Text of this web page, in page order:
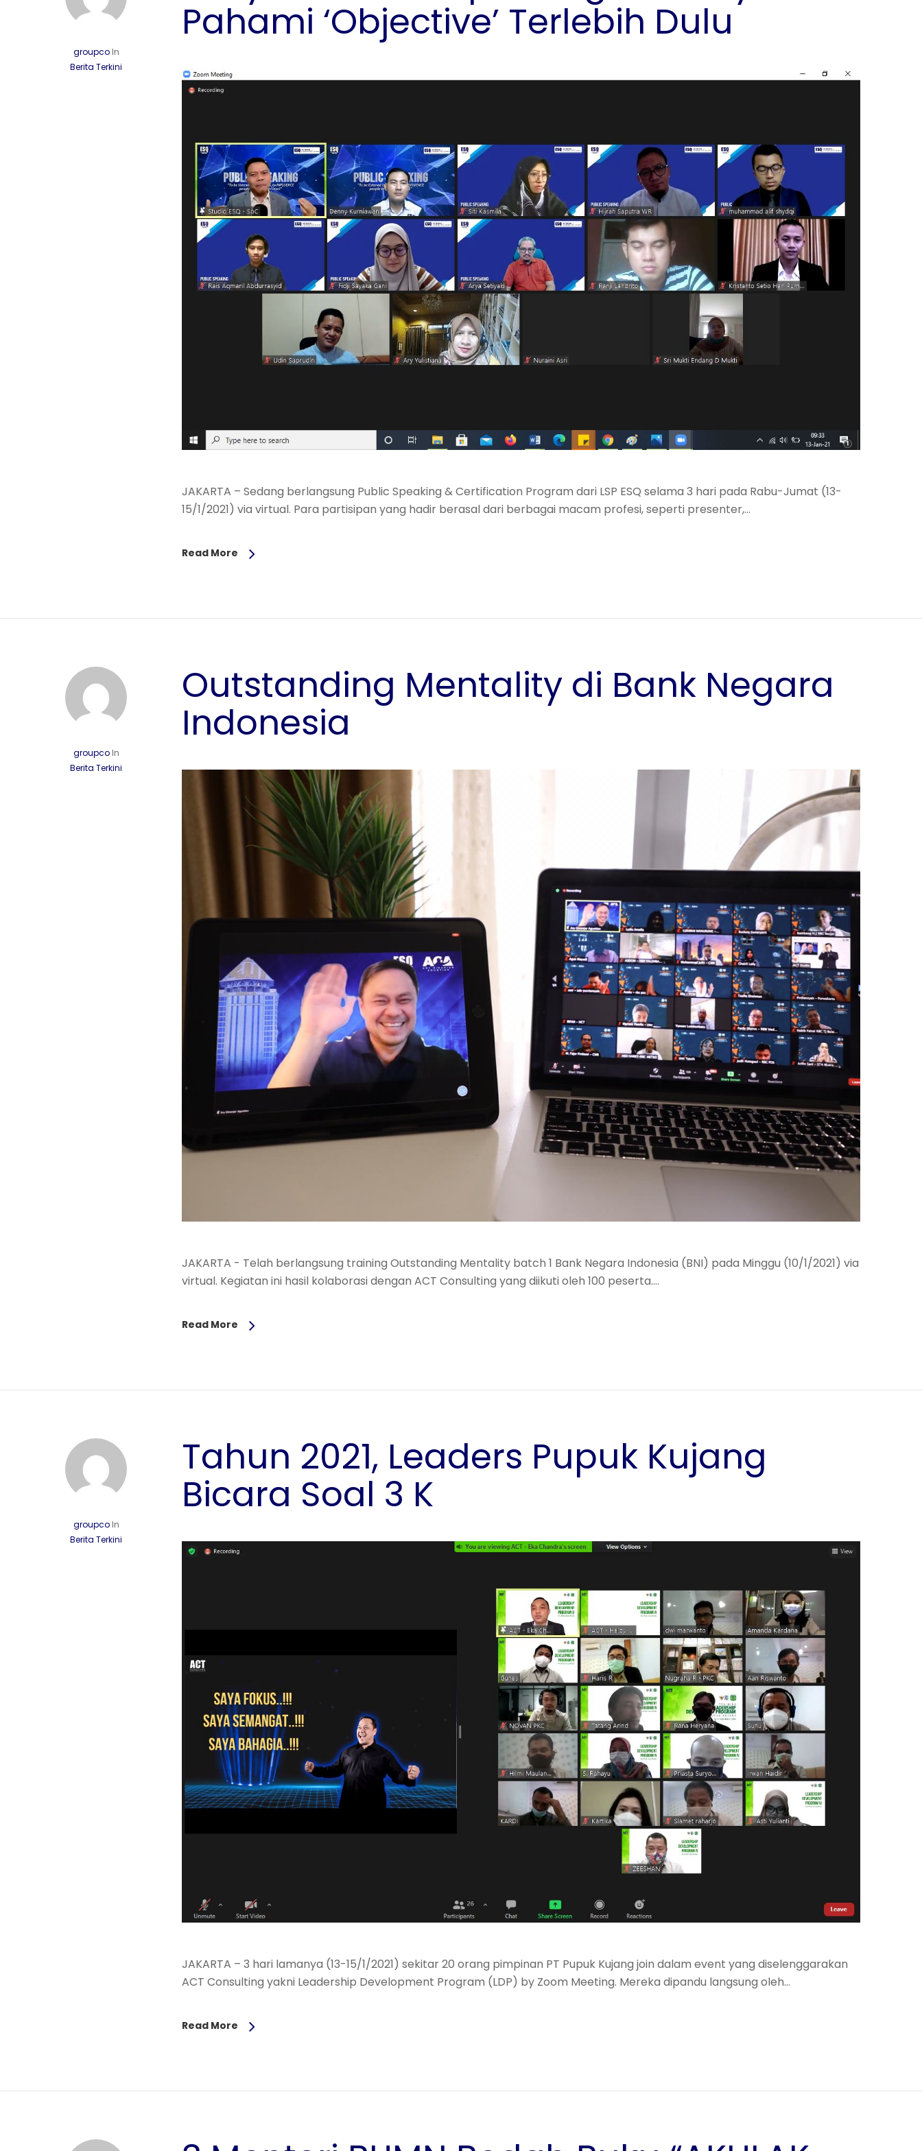
groupco In
Berita Terkini
Pahami ‘Objective’ Terlebih Dulu
JAKARTA – Sedang berlangsung Public Speaking & Certification Program dari LSP ESQ selama 3 hari pada Rabu-Jumat (13-
15/1/2021) via virtual. Para partisipan yang hadir berasal dari berbagai macam profesi, seperti presenter,…
Read More
groupco In
Berita Terkini
Outstanding Mentality di Bank Negara
Indonesia
JAKARTA - Telah berlangsung training Outstanding Mentality batch 1 Bank Negara Indonesia (BNI) pada Minggu (10/1/2021) via
virtual. Kegiatan ini hasil kolaborasi dengan ACT Consulting yang diikuti oleh 100 peserta.…
Read More
groupco In
Berita Terkini
Tahun 2021, Leaders Pupuk Kujang
Bicara Soal 3 K
JAKARTA – 3 hari lamanya (13-15/1/2021) sekitar 20 orang pimpinan PT Pupuk Kujang join dalam event yang diselenggarakan
ACT Consulting yakni Leadership Development Program (LDP) by Zoom Meeting. Mereka dipandu langsung oleh…
Read More